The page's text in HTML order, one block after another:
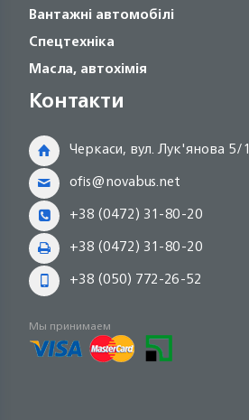
Вантажні автомобілі
Спецтехніка
Масла, автохімія
Контакти
Черкаси, вул. Лук'янова 5/1
ofis@novabus.net
+38 (0472) 31-80-20
+38 (0472) 31-80-20
+38 (050) 772-26-52
Мы принимаем